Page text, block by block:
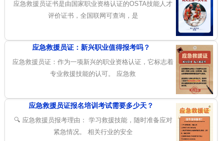
应急救援员证书是由国家职业资格认证的OSTA技能人才
评价证书，全国联网可查询，是
应急救援员证：新兴职业值得报考吗？
应急救援员证：作为一项新兴的职业资格认证，它标志着
专业救援技能的认可。 应急救
应急救援员证报名培训考试需要多少天？
🔍 应急救援员报考理由： 学习救援技能，随时准备应对
紧急情况。 相关行业的安全